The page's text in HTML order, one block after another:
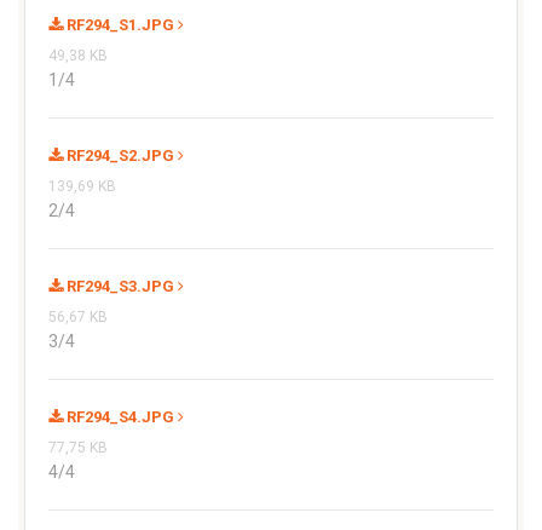
RF294_S1.JPG
49,38 KB
1/4
RF294_S2.JPG
139,69 KB
2/4
RF294_S3.JPG
56,67 KB
3/4
RF294_S4.JPG
77,75 KB
4/4